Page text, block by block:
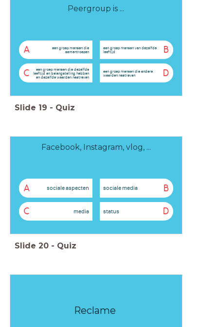
Peergroup is ...
A
een groep mensen die
samentroepen
B
een groep mensen van dezelfde
leeftijd
C
een groep mensen die dezelfde
leeftijd en belangstelling hebben
en dezelfde waarden nastreven
D
een groep mensen die andere
waarden nastreven
Slide 19 - Quiz
Facebook, Instagram, vlog, ...
A sociale aspecten B
sociale media
C media D
status
Slide 20 - Quiz
Reclame